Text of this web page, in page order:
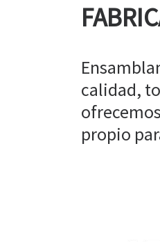
calidad,
ofrecemos
propio